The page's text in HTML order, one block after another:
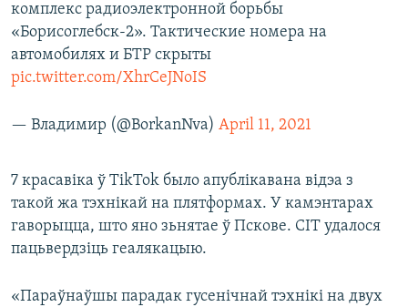
комплекс радиоэлектронной борьбы
«Борисоглебск-2». Тактические номера на
автомобилях и БТР скрыты
pic.twitter.com/XhrCeJNoIS
— Владимир (@BorkanNva) April 11, 2021
7 красавіка ў TikTok было апублікавана відэа з
такой жа тэхнікай на плятформах. У камэнтарах
гаворыцца, што яно зьнятае ў Пскове. CIT удалося
пацьвердзіць геалякацыю.
«Параўнаўшы парадак гусенічнай тэхнікі на двух